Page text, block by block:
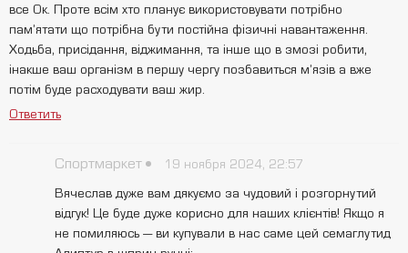
все Ок. Проте всім хто планує використовувати потрібно
памʼятати що потрібна бути постійна фізичні навантаження.
Ходьба, присідання, віджимання, та інше що в змозі робити,
інакше ваш організм в першу чергу позбавиться мʼязів а вже
потім буде расходувати ваш жир.
Ответить
Спортмаркет 19 ноября 2024, 22:57
Вячеслав дуже вам дякуємо за чудовий і розгорнутий
відгук! Це буде дуже корисно для наших клієнтів! Якщо я
не помиляюсь — ви купували в нас саме цей семаглутид